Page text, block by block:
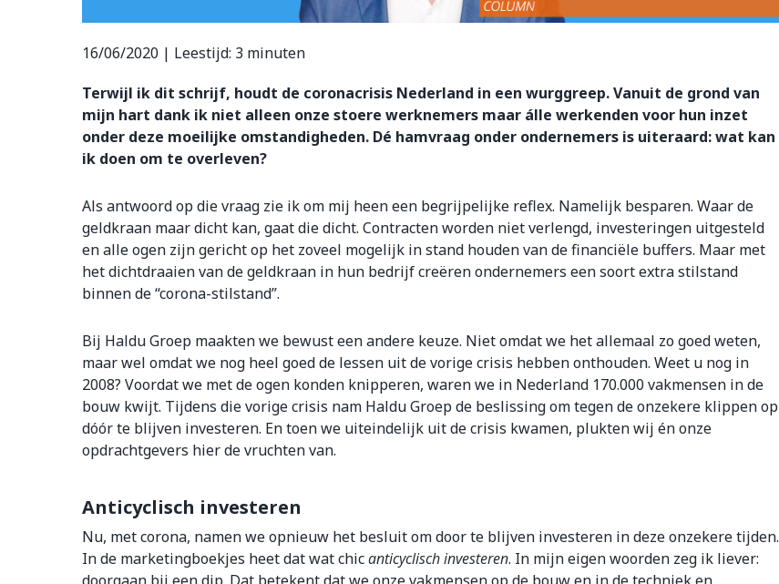
16/06/2020 | Leestijd: 3 minuten
Terwijl ik dit schrijf, houdt de coronacrisis Nederland in een wurggreep. Vanuit de grond van
mijn hart dank ik niet alleen onze stoere werknemers maar álle werkenden voor hun inzet
onder deze moeilijke omstandigheden. Dé hamvraag onder ondernemers is uiteraard: wat kan
ik doen om te overleven?
Als antwoord op die vraag zie ik om mij heen een begrijpelijke reflex. Namelijk besparen. Waar de
geldkraan maar dicht kan, gaat die dicht. Contracten worden niet verlengd, investeringen uitgesteld
en alle ogen zijn gericht op het zoveel mogelijk in stand houden van de financiële buffers. Maar met
het dichtdraaien van de geldkraan in hun bedrijf creëren ondernemers een soort extra stilstand
binnen de “corona-stilstand”.
Bij Haldu Groep maakten we bewust een andere keuze. Niet omdat we het allemaal zo goed weten,
maar wel omdat we nog heel goed de lessen uit de vorige crisis hebben onthouden. Weet u nog in
2008? Voordat we met de ogen konden knipperen, waren we in Nederland 170.000 vakmensen in de
bouw kwijt. Tijdens die vorige crisis nam Haldu Groep de beslissing om tegen de onzekere klippen op
dóór te blijven investeren. En toen we uiteindelijk uit de crisis kwamen, plukten wij én onze
opdrachtgevers hier de vruchten van.
Anticyclisch investeren
Nu, met corona, namen we opnieuw het besluit om door te blijven investeren in deze onzekere tijden.
In de marketingboekjes heet dat wat chicanticyclisch investeren. In mijn eigen woorden zeg ik liever: